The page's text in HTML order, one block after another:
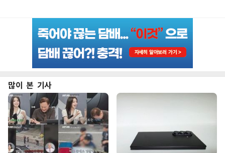
많이 본 기사